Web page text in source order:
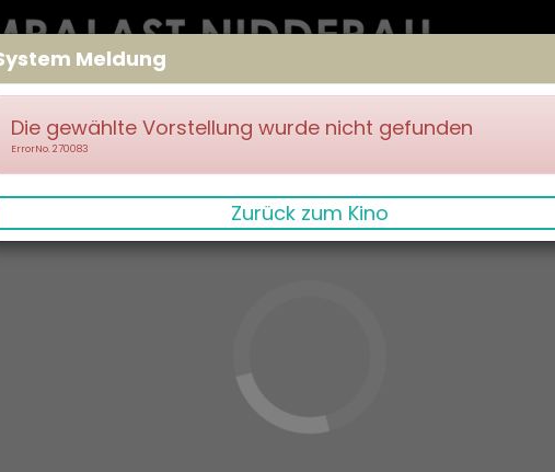
Meldung
Die gewählte Vorstellung wurde nicht gefunden
ErrorNo. 270083
Zurück zum Kino